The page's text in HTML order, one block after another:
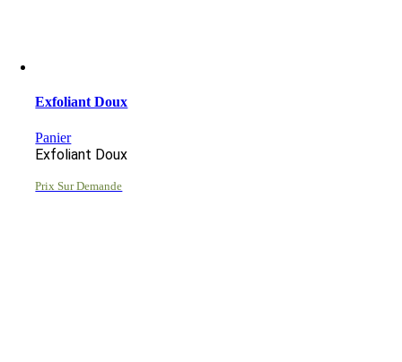
Exfoliant Doux
Panier
Exfoliant Doux
Prix Sur Demande